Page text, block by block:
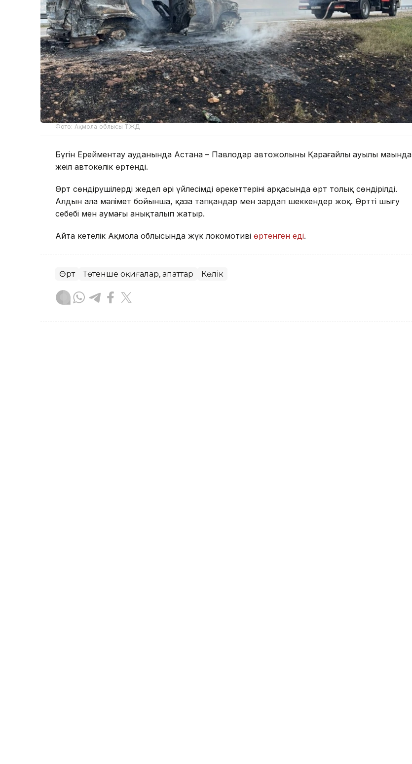
Фото: Ақмола облысы ТЖД
Бүгін Ерейментау ауданында Астана – Павлодар автожолының Қарағайлы ауылы маңында
жеңіл автокөлік өртенді.
Өрт сөндірушілердің жедел әрі үйлесімді әрекеттерінің арқасында өрт толық сөндірілді.
Алдын ала мәлімет бойынша, қаза тапқандар мен зардап шеккендер жоқ. Өрттің шығу
себебі мен аумағы анықталып жатыр.
Айта кетелік Ақмола облысында жүк локомотиві өртенген еді.
Өрт Төтенше оқиғалар, апаттар Көлік